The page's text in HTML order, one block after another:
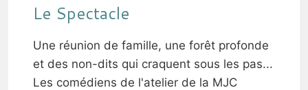
Le Spectacle
Une réunion de famille, une forêt profonde
et des non-dits qui craquent sous les pas...
Les comédiens de l'atelier de la MJC